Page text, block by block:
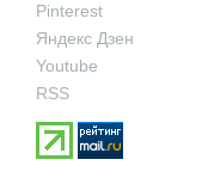
Pinterest
Яндекс Дзен
Youtube
RSS